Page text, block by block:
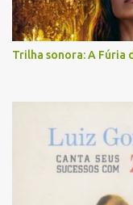
Trilha sonora: A Fúria